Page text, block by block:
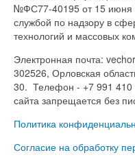
№ФС77-40195 от 15 июня
службой по надзору в
технологий и массовых
Электронная почта:
302526, Орловская
30. Телефон - +7 991 410
сайта запрещается без
Политика
Согласие на обработку